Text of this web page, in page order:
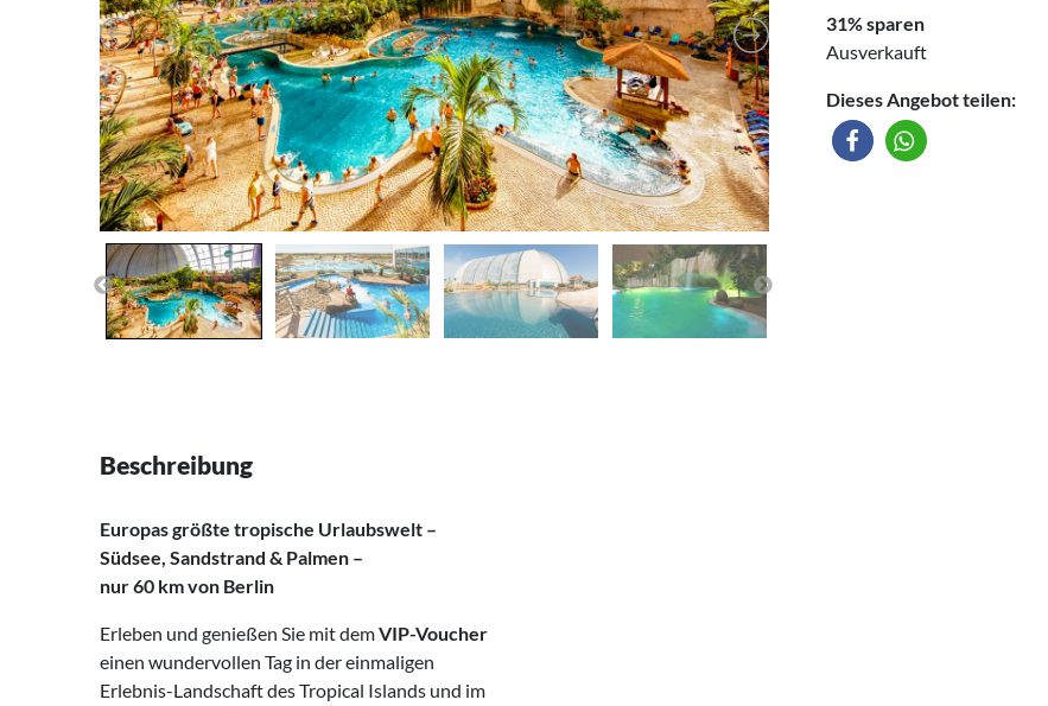
31% sparen
Ausverkauft
Dieses Angebot teilen:
Beschreibung
Europas größte tropische Urlaubswelt –
Südsee, Sandstrand & Palmen –
nur 60 km von Berlin
Erleben und genießen Sie mit demVIP-Voucher
einen wundervollen Tag in der einmaligen
Erlebnis-Landschaft des Tropical Islands und im